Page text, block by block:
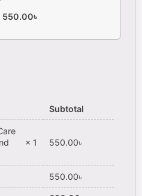
550.00৳
Subtotal
× 1 550.00৳
550.00৳